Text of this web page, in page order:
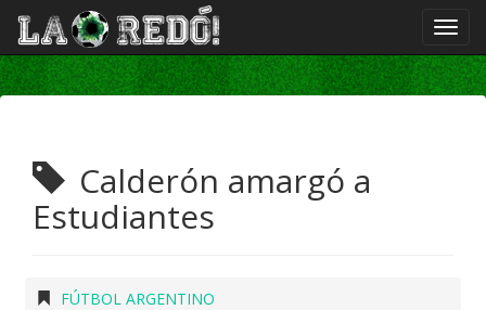
Calderón amargó a
Estudiantes
FÚTBOL ARGENTINO